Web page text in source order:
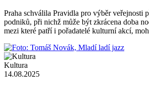
Praha schválila Pravidla pro výběr veřejnosti
podniků, při nichž může být zkrácena doba
mezi které patří i pořadatelé kulturní akcí,
Kultura
14.08.2025